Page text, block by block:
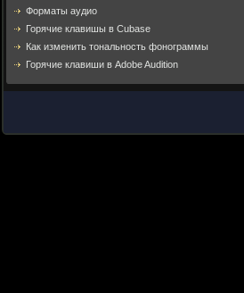
Форматы аудио
Горячие клавишы в Cubase
Как изменить тональность фонограммы
Горячие клавиши в Adobe Audition